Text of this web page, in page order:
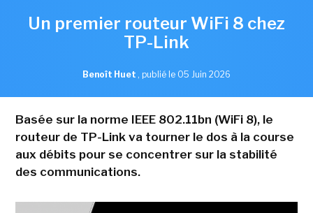
Un premier routeur WiFi 8 chez
TP-Link
Benoît Huet , publié le 05 Juin 2026
Basée sur la norme IEEE 802.11bn (WiFi 8), le
routeur de TP-Link va tourner le dos à la course
aux débits pour se concentrer sur la stabilité
des communications.